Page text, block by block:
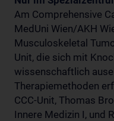
Am Comprehensive
MedUni Wien/AKH
Musculoskeletal
Unit, die sich mit
wissenschaftlich
Therapiemethoden
CCC-Unit, Thomas
Innere Medizin I, und